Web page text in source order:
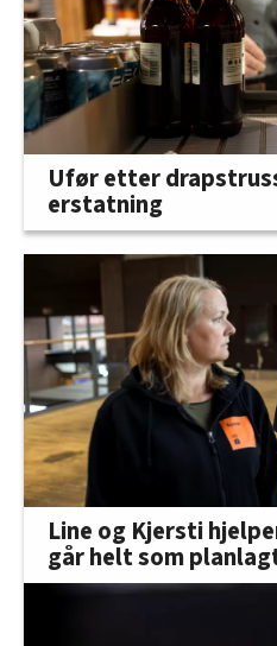
Ufør etter
erstatning
Line og Kjersti
går helt som